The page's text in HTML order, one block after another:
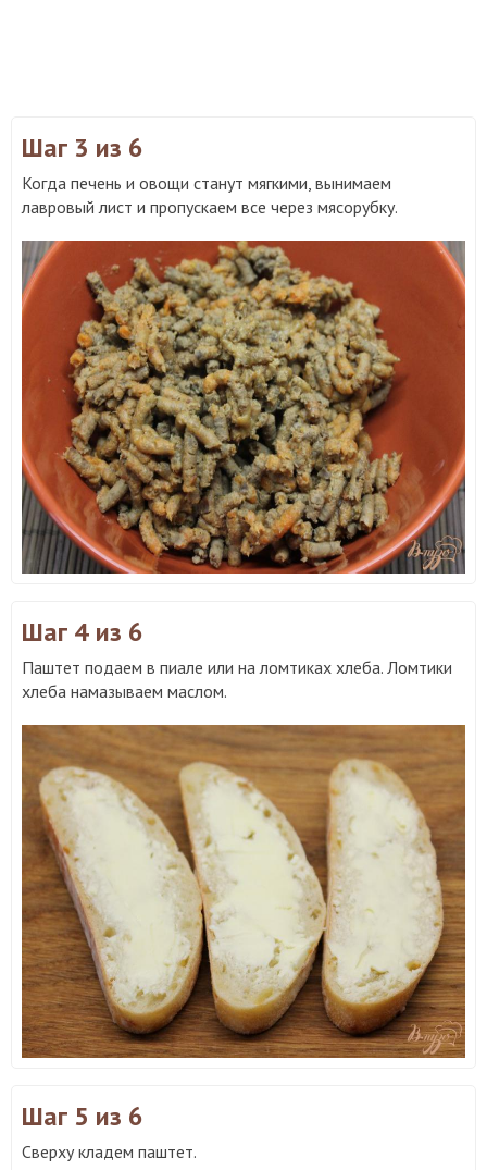
Шаг 3 из 6
Когда печень и овощи станут мягкими, вынимаем
лавровый лист и пропускаем все через мясорубку.
Шаг 4 из 6
Паштет подаем в пиале или на ломтиках хлеба. Ломтики
хлеба намазываем маслом.
Шаг 5 из 6
Сверху кладем паштет.